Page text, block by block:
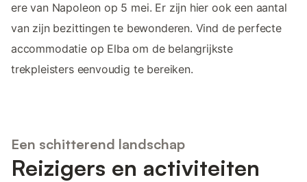
ere van Napoleon op 5 mei. Er zijn hier ook een aantal
van zijn bezittingen te bewonderen. Vind de perfecte
accommodatie op Elba om de belangrijkste
trekpleisters eenvoudig te bereiken.
Een schitterend landschap
Reizigers en activiteiten